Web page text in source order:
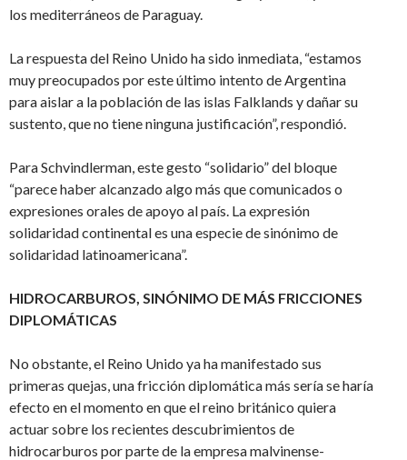
los mediterráneos de Paraguay.
La respuesta del Reino Unido ha sido inmediata, “estamos
muy preocupados por este último intento de Argentina
para aislar a la población de las islas Falklands y dañar su
sustento, que no tiene ninguna justificación”, respondió.
Para Schvindlerman, este gesto “solidario” del bloque
“parece haber alcanzado algo más que comunicados o
expresiones orales de apoyo al país. La expresión
solidaridad continental es una especie de sinónimo de
solidaridad latinoamericana”.
HIDROCARBUROS, SINÓNIMO DE MÁS FRICCIONES
DIPLOMÁTICAS
No obstante, el Reino Unido ya ha manifestado sus
primeras quejas, una fricción diplomática más sería se haría
efecto en el momento en que el reino británico quiera
actuar sobre los recientes descubrimientos de
hidrocarburos por parte de la empresa malvinense-